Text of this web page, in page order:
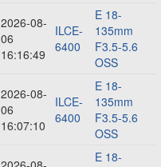
2026-08-
06
16:16:49
ILCE-
6400
E 18-
135mm
F3.5-5.6
OSS
2026-08-
06
16:07:10
ILCE-
6400
E 18-
135mm
F3.5-5.6
OSS
E 18-